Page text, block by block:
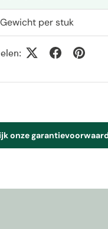
Gewicht per stuk
onze